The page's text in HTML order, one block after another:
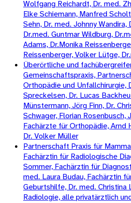
Wolfgang Reichardt, Dr. med.
Elke Schiemann, Manfred
Sehn, Dr. med. Johnny
Dr.med. Guntmar Wildburg,
Adams, Dr.Monika
Reissenberger, Volker Lütge,
Überörtliche und
Gemeinschaftspraxis,
Orthopädie und Unfallchirurgie,
Spreckelsen, Dr. Lucas
Münstermann, Jörg Finn, Dr.
Schwager, Florian Rosenbusch,
Fachärzte für Orthopädie, Arnd
Dr. Volker Müller
Partnerschaft Praxis für
Fachärztin für Radiologische
Sommer, Fachärztin für
med. Laura Budau, Fachärztin
Geburtshilfe, Dr. med. Christina
Radiologie, alle privatärztlich